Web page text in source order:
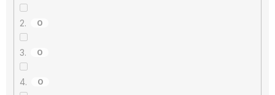
2. 0
3. 0
4. 0